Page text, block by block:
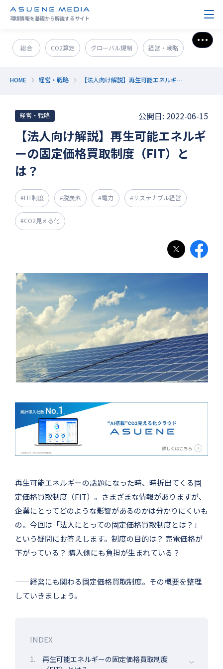
環境情報を基礎から解説するサイト
総合 CO2算定 グローバル規制 経営・戦略
CO2削減 その他
さら
HOME 経営・戦略 【法人向け解説】再生可能エネルギーの固定価格買取制度（FIT）とは？
経営・戦略 公開日: 2022-06-15
【法人向け解説】再生可能エネルギ
ーの固定価格買取制度（FIT）と
は？
#FIT制度 #脱炭素 #電力 #サステナブル経営
#CO2見える化
再生可能エネルギーの話題になった時、時折出てくる固
定価格買取制度（FIT）。さまざまな情報がありますが、
企業にとってどのような影響があるのかは分かりにくいも
の。今回は「法人にとっての固定価格買取制度とは？」
という疑問にお答えします。制度の目的は？ 売電価格が
下がっている？ 購入側にも負担が生まれている？
——経営にも関わる固定価格買取制度。その概要を整理
していきましょう。
INDEX
1.
再生可能エネルギーの固定価格買取制度